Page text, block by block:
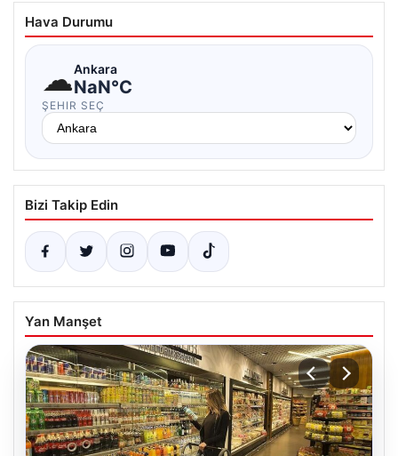
Hava Durumu
☁Ankara
NaN°C
ŞEHIR SEÇ
Bizi Takip Edin
Yan Manşet